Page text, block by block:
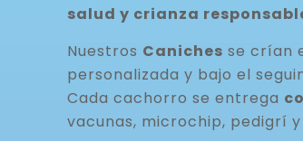
salud y crianza
Nuestros Caniches se crían
personalizada y bajo el
Cada cachorro se entrega
vacunas, microchip, pedigrí